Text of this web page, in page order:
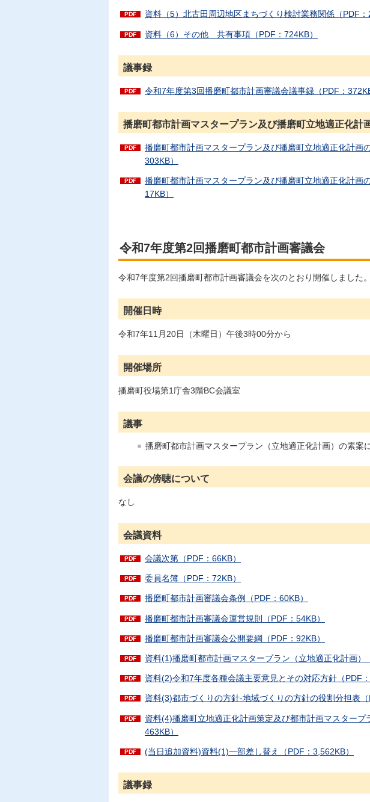
資料（5）北古田周辺地区まちづくり検討業務関係（PDF
資料（6）その他 共有事項（PDF：724KB）
議事録
令和7年度第3回播磨町都市計画審議会議事録（PDF：
播磨町都市計画マスタープラン及び播磨町立地適正化計
播磨町都市計画マスタープラン及び播磨町立地適正化計画
303KB）
播磨町都市計画マスタープラン及び播磨町立地適正化計画
17KB）
令和7年度第2回播磨町都市計画審議会
令和7年度第2回播磨町都市計画審議会を次のとおり開催しました
開催日時
令和7年11月20日（木曜日）午後3時00分から
開催場所
播磨町役場第1庁舎3階BC会議室
議事
播磨町都市計画マスタープラン（立地適正化計画）の素案
会議の傍聴について
なし
会議資料
会議次第（PDF：66KB）
委員名簿（PDF：72KB）
播磨町都市計画審議会条例（PDF：60KB）
播磨町都市計画審議会運営規則（PDF：54KB）
播磨町都市計画審議会公開要綱（PDF：92KB）
資料(1)播磨町都市計画マスタープラン（立地適正化計画
資料(2)令和7年度各種会議主要意見とその対応方針（PDF
資料(3)都市づくりの方針-地域づくりの方針の役割分担表
資料(4)播磨町立地適正化計画策定及び都市計画マスター
463KB）
(当日追加資料)資料(1)一部差し替え（PDF：3,562KB）
議事録